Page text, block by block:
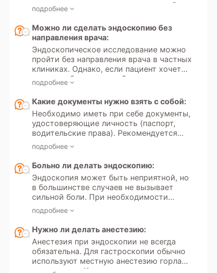
учреждениях при наличии показаний и
направления от лечащего врача.
Направление оформляется лечащий
врач, хирургом или терапевтом после
предварительного обследования,
подтверждающего необходимость
процедуры.
подробнее
Можно ли сделать эндоскопию без
направления врача:
Эндоскопическое исследование можно
пройти без направления врача в частных
клиниках. Однако, если пациент хочет
сделать обследование бесплатно по
полису ОМС в государственном
учреждении, потребуется направление
от лечащего врача.
подробнее
Какие документы нужно взять с собой:
Необходимо иметь при себе документы,
удостоверяющие личность (паспорт,
водительские права). Рекомендуется
иметь направление от врача с указанием
цели обследования и минимальных
требований к протоколу (клиническая
эндоскопия, эндосокпия с биопсией).
Для оценки динамики состояния
следует принести результаты
предыдущих обследований.
подробнее
Больно ли делать эндоскопию:
Эндоскопия может быть неприятной, но
в большинстве случаев не вызывает
сильной боли. При необходимости
проводится местная анестезия или
седация, что делает процедуру
комфортной.
подробнее
Нужно ли делать анестезию:
Анестезия при эндоскопии не всегда
обязательна. Для гастроскопии обычно
используют местную анестезию горла
лидокаином. Колоноскопия и